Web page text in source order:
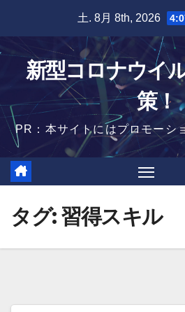
content
土. 8月 8th, 2026
新型コロナウイ
策！
PR：本サイトにはプロモーシ
タグ:習得スキル